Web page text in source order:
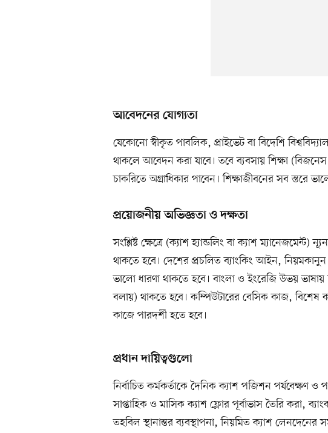
আবেদনের যোগ্যতা
যেকোনো স্বীকৃত পাবলিক, প্রাইভেট বা বিদেশি
থাকলে আবেদন করা যাবে। তবে ব্যবসায় শিক্ষা (বিজনেস
চাকরিতে অগ্রাধিকার পাবেন। শিক্ষাজীবনের সব স্তরে
প্রয়োজনীয় অভিজ্ঞতা ও দক্ষতা
সংশ্লিষ্ট ক্ষেত্রে (ক্যাশ হ্যান্ডলিং বা ক্যাশ ম্যানেজমেন্ট)
থাকতে হবে। দেশের প্রচলিত ব্যাংকিং আইন, নিয়মকানুন
ভালো ধারণা থাকতে হবে। বাংলা ও ইংরেজি উভয়
বলায়) থাকতে হবে। কম্পিউটারের বেসিক কাজ,
কাজে পারদর্শী হতে হবে।
প্রধান দায়িত্বগুলো
নির্বাচিত কর্মকর্তাকে দৈনিক ক্যাশ পজিশন পর্যবেক্ষণ ও
সাপ্তাহিক ও মাসিক ক্যাশ ফ্লোর পূর্বাভাস তৈরি করা,
তহবিল স্থানান্তর ব্যবস্থাপনা, নিয়মিত ক্যাশ লেনদেনের